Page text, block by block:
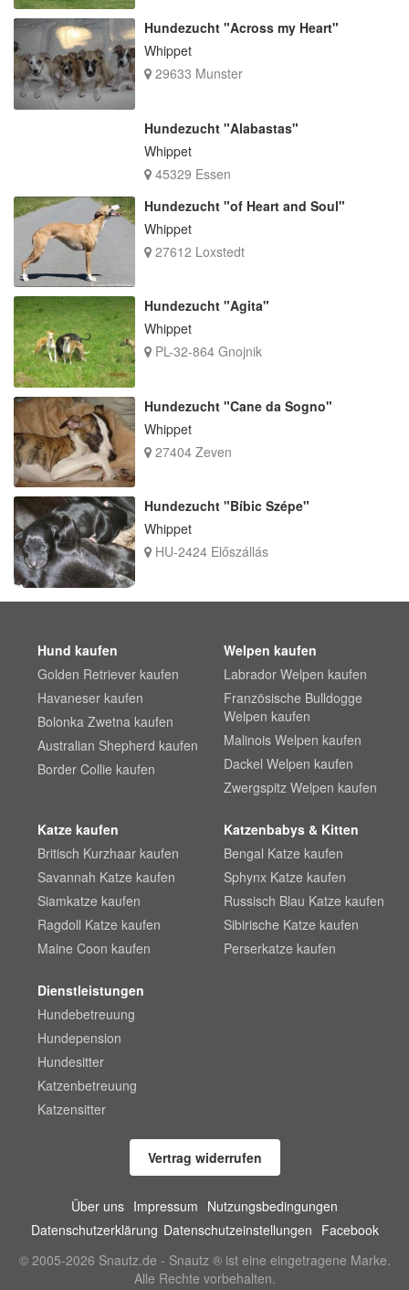
Hundezucht "Across my Heart"
Whippet
29633 Munster
Hundezucht "Alabastas"
Whippet
45329 Essen
Hundezucht "of Heart and Soul"
Whippet
27612 Loxstedt
Hundezucht "Agita"
Whippet
PL-32-864 Gnojnik
Hundezucht "Cane da Sogno"
Whippet
27404 Zeven
Hundezucht "Bíbic Szépe"
Whippet
HU-2424 Előszállás
Hund kaufen
Golden Retriever kaufen
Havaneser kaufen
Bolonka Zwetna kaufen
Australian Shepherd kaufen
Border Collie kaufen
Welpen kaufen
Labrador Welpen kaufen
Französische Bulldogge
Welpen kaufen
Malinois Welpen kaufen
Dackel Welpen kaufen
Zwergspitz Welpen kaufen
Katze kaufen
Britisch Kurzhaar kaufen
Savannah Katze kaufen
Siamkatze kaufen
Ragdoll Katze kaufen
Maine Coon kaufen
Katzenbabys & Kitten
Bengal Katze kaufen
Sphynx Katze kaufen
Russisch Blau Katze kaufen
Sibirische Katze kaufen
Perserkatze kaufen
Dienstleistungen
Hundebetreuung
Hundepension
Hundesitter
Katzenbetreuung
Katzensitter
Vertrag widerrufen
Über uns Impressum Nutzungsbedingungen
Datenschutzerklärung Datenschutzeinstellungen Facebook
© 2005-2026 Snautz.de - Snautz ® ist eine eingetragene Marke.
Alle Rechte vorbehalten.